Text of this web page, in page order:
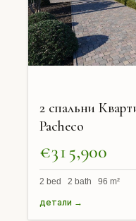
2 спальни
Pacheco
€315,900
2 bed 2 bath 96 m²
детали →